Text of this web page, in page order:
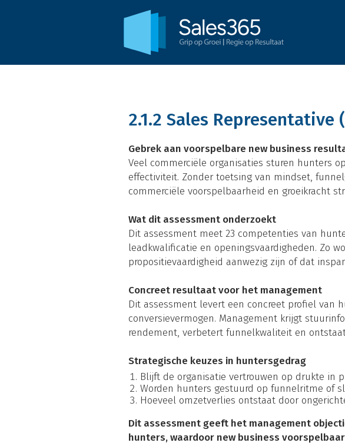
2.1.2 Sales Representative
Gebrek aan voorspelbare new business
Veel commerciële organisaties sturen hunters
effectiviteit. Zonder toetsing van mindset,
commerciële voorspelbaarheid en groeikracht
Wat dit assessment onderzoekt
Dit assessment meet 23 competenties van
leadkwalificatie en openingsvaardigheden. Zo
propositievaardigheid aanwezig zijn of dat
Concreet resultaat voor het management
Dit assessment levert een concreet profiel van
conversievermogen. Management krijgt
rendement, verbetert funnelkwaliteit en
Strategische keuzes in huntersgedrag
Blijft de organisatie vertrouwen op drukte in
Worden hunters gestuurd op funnelritme of
Hoeveel omzetverlies ontstaat door
Dit assessment geeft het management
hunters, waardoor new business